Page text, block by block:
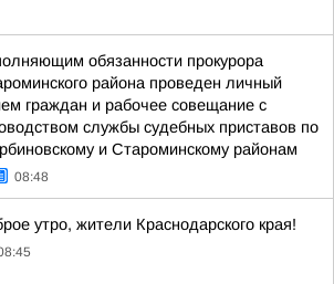
обязанности прокурора
района проведен личный
граждан и рабочее совещание с
службы судебных приставов по
и Староминскому районам
08:48
утро, жители Краснодарского края!